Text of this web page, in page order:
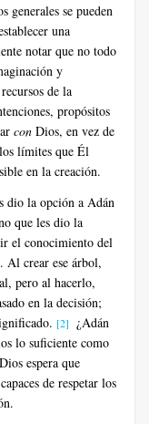
generales se pueden
una
notar que no todo
y
de la
propósitos
con Dios, en vez de
límites que Él
en la creación.
dio la opción a Adán
que les dio la
el conocimiento del
Al crear ese árbol,
pero al hacerlo,
en la decisión;
[2] ¿Adán
lo suficiente como
espera que
de respetar los